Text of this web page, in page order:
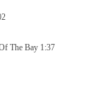
The Bay 1:37